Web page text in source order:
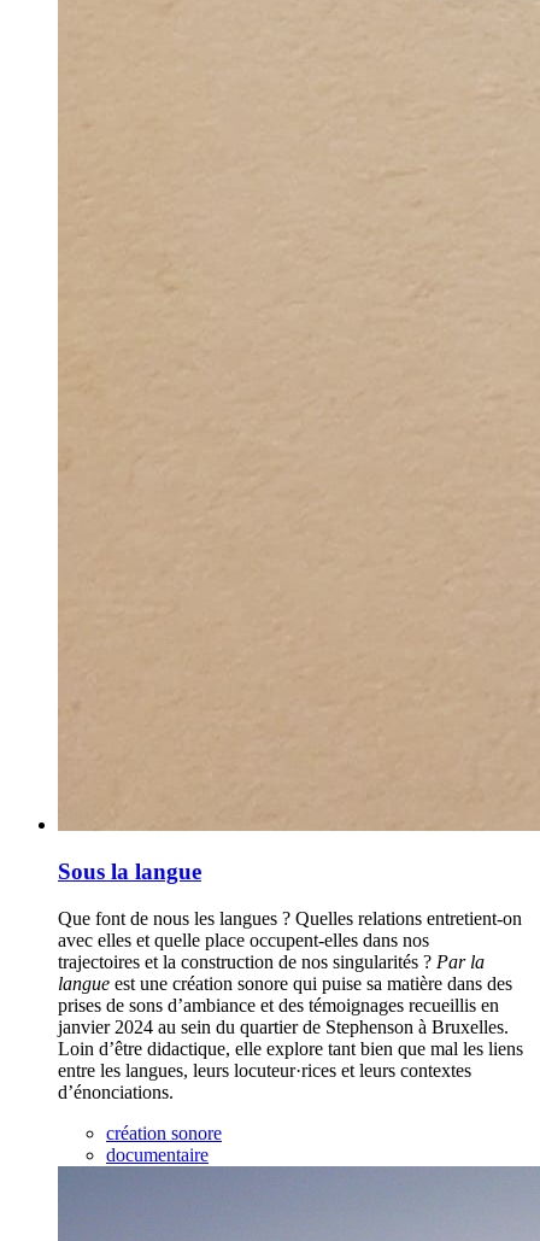
Sous la langue
Que font de nous les langues ? Quelles relations entretient-on
avec elles et quelle place occupent-elles dans nos
trajectoires et la construction de nos singularités ? Par la
langue est une création sonore qui puise sa matière dans des
prises de sons d’ambiance et des témoignages recueillis en
janvier 2024 au sein du quartier de Stephenson à Bruxelles.
Loin d’être didactique, elle explore tant bien que mal les liens
entre les langues, leurs locuteur·rices et leurs contextes
d’énonciations.
création sonore
documentaire